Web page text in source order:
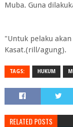
Muba. Guna
"Untuk pelaku
Kasat.(rill/agung).
TAGS: HUKUM
RELATED POSTS